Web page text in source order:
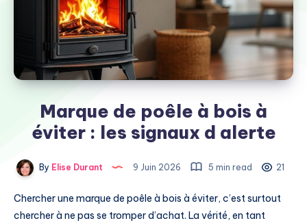
Marque de poêle à bois à
éviter : les signaux d alerte
By Elise Durant 9 Juin 2026 5 min read 21
Chercher une marque de poêle à bois à éviter, c’est surtout
chercher à ne pas se tromper d’achat. La vérité, en tant